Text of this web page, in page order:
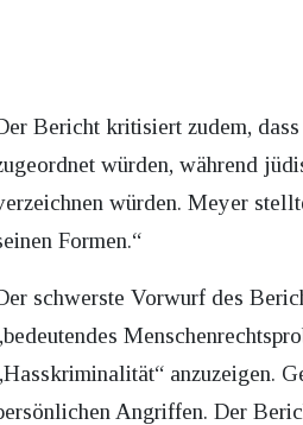
Bericht kritisiert zudem,
würden, während
würden. Meyer
Formen.“
schwerste Vorwurf des
anzuzeigen.
Angriffen. Der